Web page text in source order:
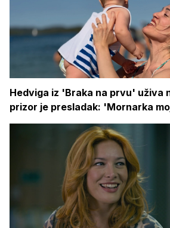
Hedviga iz 'Braka na prvu' uživa
prizor je presladak: 'Mornarka